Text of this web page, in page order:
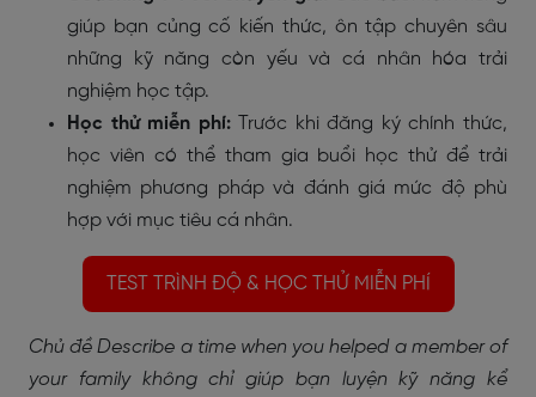
giúp bạn củng cố kiến thức, ôn tập chuyên sâu
những kỹ năng còn yếu và cá nhân hóa trải
nghiệm học tập.
Học thử miễn phí:
Trước khi đăng ký chính thức,
học viên có thể tham gia buổi học thử để trải
nghiệm phương pháp và đánh giá mức độ phù
hợp với mục tiêu cá nhân.
TEST TRÌNH ĐỘ & HỌC THỬ MIỄN PHÍ
Chủ đềDescribe a time when you helped a member of
your familykhông chỉ giúp bạn luyện kỹ năng kể